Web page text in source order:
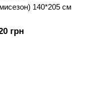
140*205 см
грн